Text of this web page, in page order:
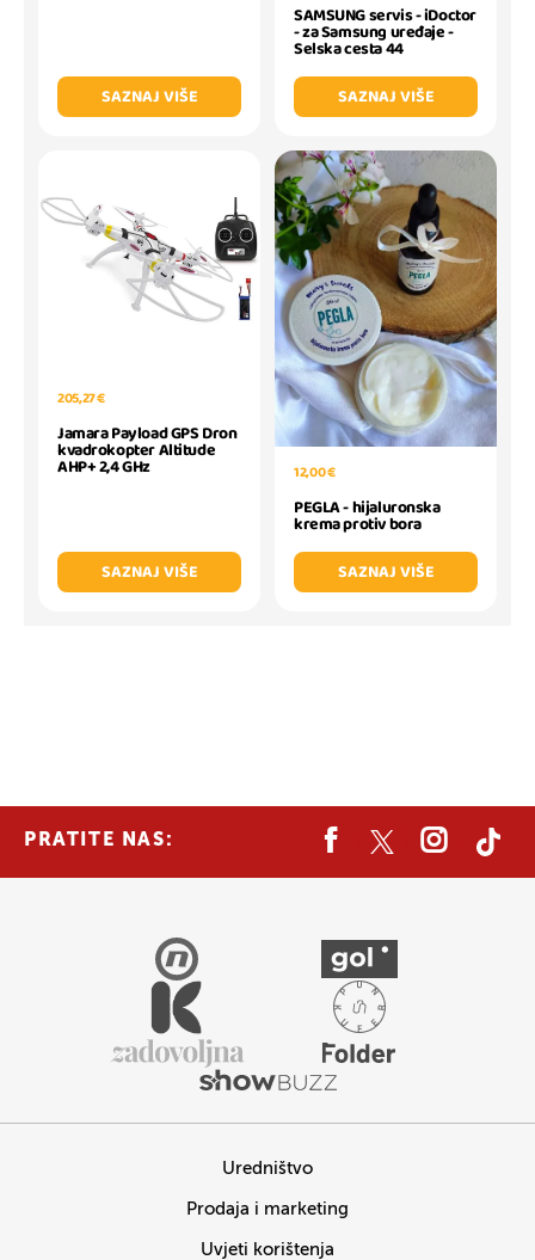
SAZNAJ VIŠE
SAMSUNG servis - iDoctor
- za Samsung uređaje -
Selska cesta 44
SAZNAJ VIŠE
205,27 €
Jamara Payload GPS Dron
kvadrokopter Altitude
AHP+ 2,4 GHz
SAZNAJ VIŠE
12,00 €
PEGLA - hijaluronska
krema protiv bora
SAZNAJ VIŠE
PRATITE NAS:
Uredništvo
Prodaja i marketing
Uvjeti korištenja